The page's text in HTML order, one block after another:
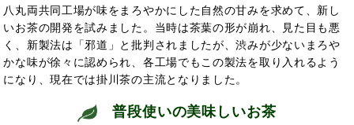
八丸両共同工場が味をまろやかにした自然の甘みを求めて、新し
いお茶の開発を試みました。当時は茶葉の形が崩れ、見た目も悪
く、新製法は「邪道」と批判されましたが、渋みが少ないまろや
かな味が徐々に認められ、各工場でもこの製法を取り入れるよう
になり、現在では掛川茶の主流となりました。
普段使いの美味しいお茶